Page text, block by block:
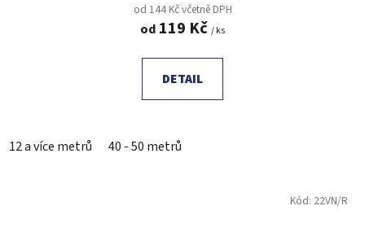
od 144 Kč včetně DPH
od 119 Kč / ks
DETAIL
12 a více metrů 40 - 50 metrů
Kód: 22VN/R